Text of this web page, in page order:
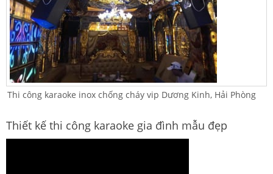
Thi công karaoke inox chống cháy vip Dương Kinh, Hải Phòng
Thiết kế thi công karaoke gia đình mẫu đẹp